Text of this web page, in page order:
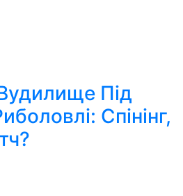
Під
Спінінг,